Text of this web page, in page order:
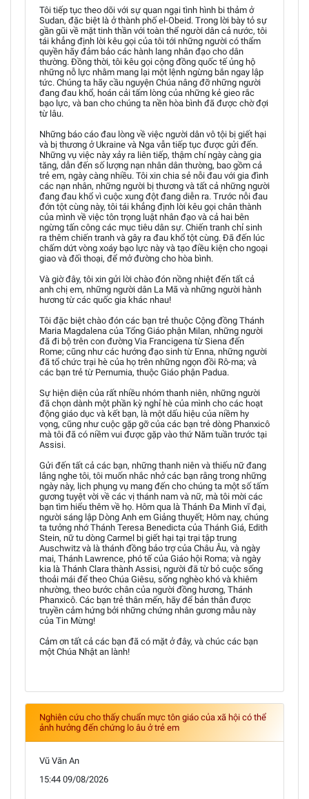
Tôi tiếp tục theo dõi với sự quan ngại tình hình bi thảm ở
Sudan, đặc biệt là ở thành phố el-Obeid. Trong lời bày tỏ sự
gần gũi về mặt tinh thần với toàn thể người dân cả nước, tôi
tái khẳng định lời kêu gọi của tôi tới những người có thẩm
quyền hãy đảm bảo các hành lang nhân đạo cho dân
thường. Đồng thời, tôi kêu gọi cộng đồng quốc tế ủng hộ
những nỗ lực nhằm mang lại một lệnh ngừng bắn ngay lập
tức. Chúng ta hãy cầu nguyện Chúa nâng đỡ những người
đang đau khổ, hoán cải tấm lòng của những kẻ gieo rắc
bạo lực, và ban cho chúng ta nền hòa bình đã được chờ đợi
từ lâu.
Những báo cáo đau lòng về việc người dân vô tội bị giết hại
và bị thương ở Ukraine và Nga vẫn tiếp tục được gửi đến.
Những vụ việc này xảy ra liên tiếp, thậm chí ngày càng gia
tăng, dẫn đến số lượng nạn nhân dân thường, bao gồm cả
trẻ em, ngày càng nhiều. Tôi xin chia sẻ nỗi đau với gia đình
các nạn nhân, những người bị thương và tất cả những người
đang đau khổ vì cuộc xung đột đang diễn ra. Trước nỗi đau
đớn tột cùng này, tôi tái khẳng định lời kêu gọi chân thành
của mình về việc tôn trọng luật nhân đạo và cả hai bên
ngừng tấn công các mục tiêu dân sự. Chiến tranh chỉ sinh
ra thêm chiến tranh và gây ra đau khổ tột cùng. Đã đến lúc
chấm dứt vòng xoáy bạo lực này và tạo điều kiện cho ngoại
giao và đối thoại, để mở đường cho hòa bình.
Và giờ đây, tôi xin gửi lời chào đón nồng nhiệt đến tất cả
anh chị em, những người dân La Mã và những người hành
hương từ các quốc gia khác nhau!
Tôi đặc biệt chào đón các bạn trẻ thuộc Cộng đồng Thánh
Maria Magdalena của Tổng Giáo phận Milan, những người
đã đi bộ trên con đường Via Francigena từ Siena đến
Rome; cũng như các hướng đạo sinh từ Enna, những người
đã tổ chức trại hè của họ trên những ngọn đồi Rô-ma; và
các bạn trẻ từ Pernumia, thuộc Giáo phận Padua.
Sự hiện diện của rất nhiều nhóm thanh niên, những người
đã chọn dành một phần kỳ nghỉ hè của mình cho các hoạt
động giáo dục và kết bạn, là một dấu hiệu của niềm hy
vọng, cũng như cuộc gặp gỡ của các bạn trẻ dòng Phanxicô
mà tôi đã có niềm vui được gặp vào thứ Năm tuần trước tại
Assisi.
Gửi đến tất cả các bạn, những thanh niên và thiếu nữ đang
lắng nghe tôi, tôi muốn nhắc nhở các bạn rằng trong những
ngày này, lịch phụng vụ mang đến cho chúng ta một số tấm
gương tuyệt vời về các vị thánh nam và nữ, mà tôi mời các
bạn tìm hiểu thêm về họ. Hôm qua là Thánh Đa Minh vĩ đại,
người sáng lập Dòng Anh em Giảng thuyết; Hôm nay, chúng
ta tưởng nhớ Thánh Teresa Benedicta của Thánh Giá, Edith
Stein, nữ tu dòng Carmel bị giết hại tại trại tập trung
Auschwitz và là thánh đồng bảo trợ của Châu Âu, và ngày
mai, Thánh Lawrence, phó tế của Giáo hội Roma; và ngày
kia là Thánh Clara thành Assisi, người đã từ bỏ cuộc sống
thoải mái để theo Chúa Giêsu, sống nghèo khó và khiêm
nhường, theo bước chân của người đồng hương, Thánh
Phanxicô. Các bạn trẻ thân mến, hãy để bản thân được
truyền cảm hứng bởi những chứng nhân gương mẫu này
của Tin Mừng!
Cảm ơn tất cả các bạn đã có mặt ở đây, và chúc các bạn
một Chúa Nhật an lành!
Nghiên cứu cho thấy chuẩn mực tôn giáo của xã hội có thể
ảnh hưởng đến chứng lo âu ở trẻ em
Vũ Văn An
15:44 09/08/2026